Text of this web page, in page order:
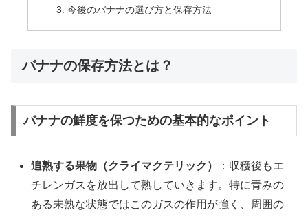
今後のバナナの選び方と保存方法
バナナの保存方法とは？
バナナの鮮度を保つための基本的なポイント
追熟する果物（クライマクテリック）
：収穫後もエ
チレンガスを放出して熟していきます。特に青みの
ある未熟な状態ではこのガスの作用が強く、周囲の